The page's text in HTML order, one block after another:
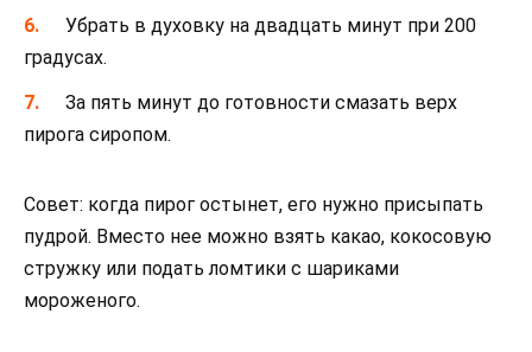
Убрать в духовку на двадцать минут при 200
градусах.
За пять минут до готовности смазать верх
пирога сиропом.
Совет: когда пирог остынет, его нужно присыпать
пудрой. Вместо нее можно взять какао, кокосовую
стружку или подать ломтики с шариками
мороженого.